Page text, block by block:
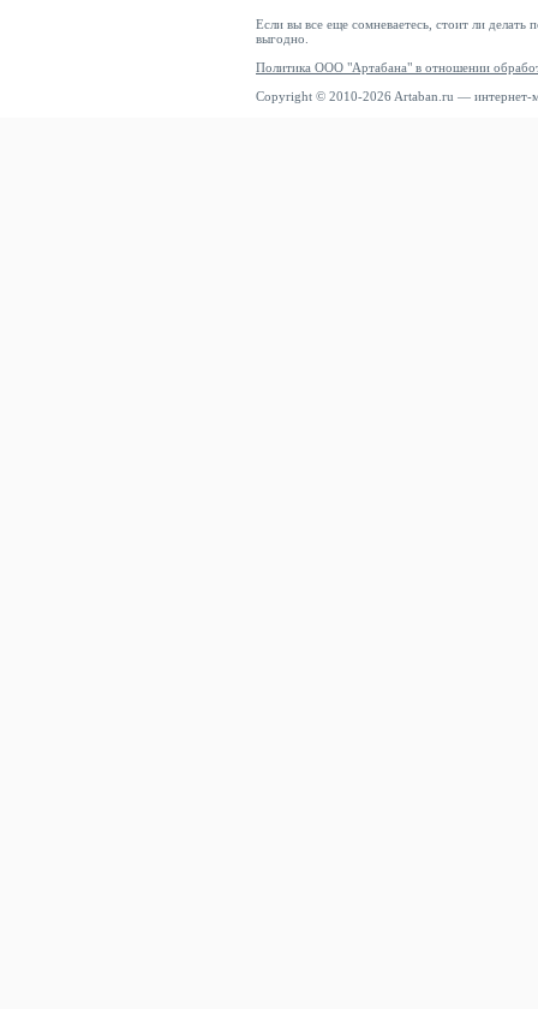
Если вы все еще сомневаетесь, стоит ли делать
выгодно.
Политика ООО "Артабана" в отношении
Copyright © 2010-2026 Artaban.ru — интернет-